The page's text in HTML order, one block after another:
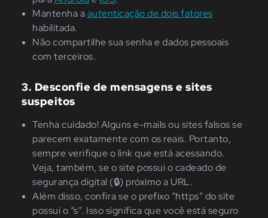
Mantenha aautenticação de dois fatores
habilitada.
Não compartilhe sua senha e dados pessoais
com terceiros.
3. Desconfie de mensagens e sites
suspeitos
Tenha cuidado! Alguns e-mails ou sites falsos se
parecem exatamente com os reais. Portanto,
sempre verifique o link que está acessando.
Veja, também, se o site possui o cadeado de
segurança digital (🔒) próximo a URL.
Além disso, confira se o prefixo “https” do site
possui o “s”. Isso significa que você está seguro